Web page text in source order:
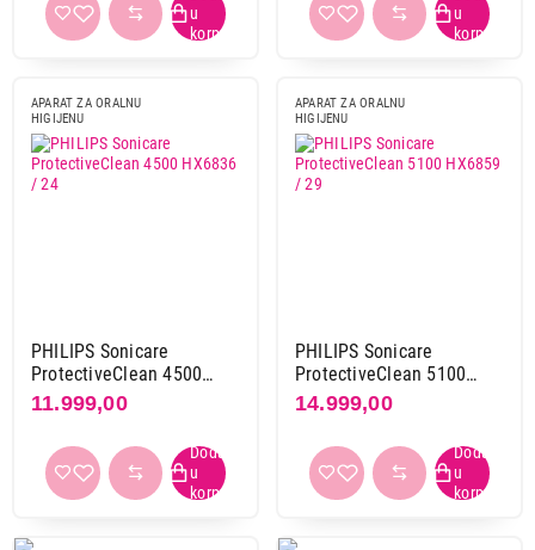
APARAT ZA ORALNU
HIGIJENU
PHILIPS Sonicare
ProtectiveClean 4500
HX6836 / 24
11.999,00
APARAT ZA ORALNU
HIGIJENU
PHILIPS Sonicare
ProtectiveClean 5100
HX6859 / 29
14.999,00